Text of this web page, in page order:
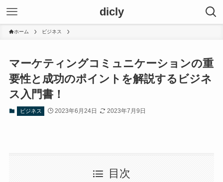
dicly
ホーム ビジネス
マーケティングコミュニケーションの重
要性と成功のポイントを解説するビジネ
ス入門書！
ビジネス 2023年6月24日 2023年7月9日
目次